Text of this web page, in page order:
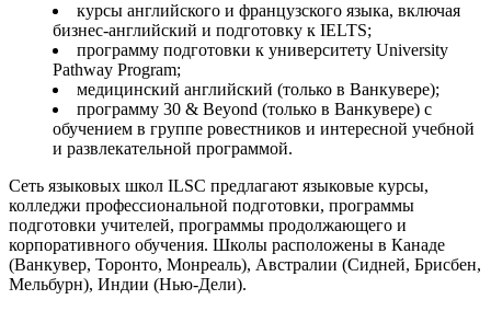
курсы английского и французского языка, включая
бизнес-английский и подготовку к IELTS;
программу подготовки к университету University
Pathway Program;
медицинский английский (только в Ванкувере);
программу 30 & Beyond (только в Ванкувере) с
обучением в группе ровестников и интересной учебной
и развлекательной программой.
Сеть языковых школ ILSC предлагают языковые курсы,
колледжи профессиональной подготовки, программы
подготовки учителей, программы продолжающего и
корпоративного обучения. Школы расположены в Канаде
(Ванкувер, Торонто, Монреаль), Австралии (Сидней, Брисбен,
Мельбурн), Индии (Нью-Дели).